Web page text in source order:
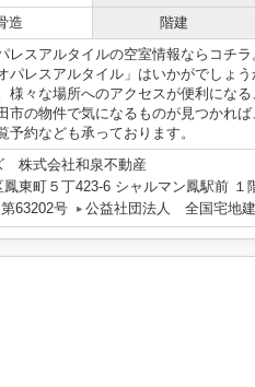
造 階建
レスアルタイルの空室情報ならコチ
パレスアルタイル」はいかがでしょう
様々な場所へのアクセスが便利にな
市の物件で気になるものが見つかれ
予約なども承っております。
株式会社和泉不動産
鳳東町５丁423-6 シャルマン鳳駅前 １
63202号
公益社団法人 全国宅地